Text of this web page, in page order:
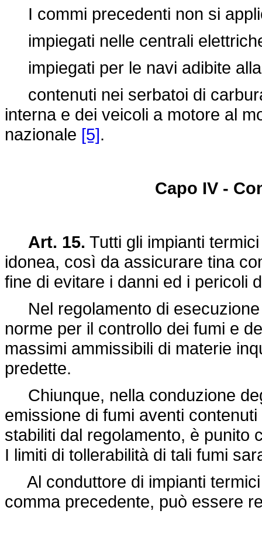
I commi precedenti non si
impiegati nelle centrali
impiegati per le navi adibite
contenuti nei serbatoi di
interna e dei veicoli a motore al
nazionale [5].
Capo IV -
Art. 15. Tutti gli impianti
idonea, così da assicurare tina
fine di evitare i danni ed i pericoli
Nel regolamento di esecuzione
norme per il controllo dei fumi e
massimi ammissibili di materie
predette.
Chiunque, nella conduzione
emissione di fumi aventi
stabiliti dal regolamento, è punito
I limiti di tollerabilità di tali fumi
Al conduttore di impianti
comma precedente, può essere